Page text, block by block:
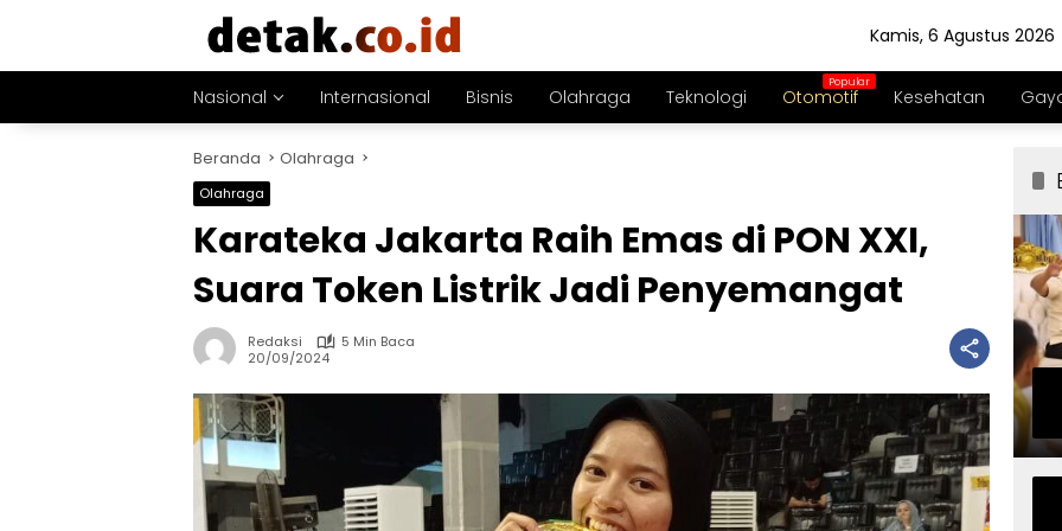
Kamis, 6 Agustus 2026
Nasional Internasional Bisnis Olahraga Teknologi Otomotif Kesehatan
Beranda Olahraga
Olahraga
Karateka Jakarta Raih Emas di PON XXI,
Suara Token Listrik Jadi Penyemangat
Redaksi
5 Min Baca
20/09/2024